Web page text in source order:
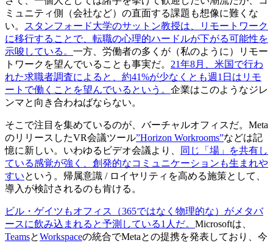
ミュニティ側（会社など）の直面する課題も想像に難くな
い。
スタンフォード大学のサットン教授は、リモートワーク
に移行することで、転職の心理的ハードルが下がる可能性を
示唆している。 一方、労働者の多くが（私のように）リモー
トワークを望んでいることも事実だ。 21年8月、米国で行わ
れた求職者調査によると、約41%が少なくとも週1日はリモ
ートで働くことを望んでいるという。 企業はこのようなジレ
ンマと向き合わねばならない。
そこで注目を集めているのが、バーチャルオフィスだ。Meta
のリリースしたVR会議ツール”Horizon Workrooms”などは記
憶に新しい。いわゆるビデオ会議より、
同じ「場」を共有し
ている感覚が強く、創発的なコミュニケーションも生まれや
すいという。帰属意識 / ロイヤリティを高める施策として、
導入が検討されるのも肯ける。
ビル・ゲイツもオフィス（365ではなく物理的な）がメタバ
ースに飲み込まれると予測している1人だ。 Microsoftは、
TeamsとWorkspaceの統合でMetaとの提携を発表しており、今